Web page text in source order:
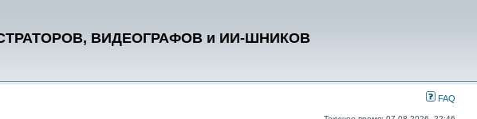
ВИДЕОГРАФОВ и ИИ-ШНИКОВ
FAQ